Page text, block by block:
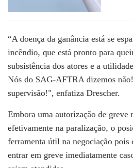
“A doença da ganância está se
incêndio, que está pronto para
subsistência dos atores e a
Nós do SAG-AFTRA dizemos
supervisão!", enfatiza Drescher.
Embora uma autorização de greve
efetivamente na paralização, o
ferramenta útil na negociação pois
entrar em greve imediatamente